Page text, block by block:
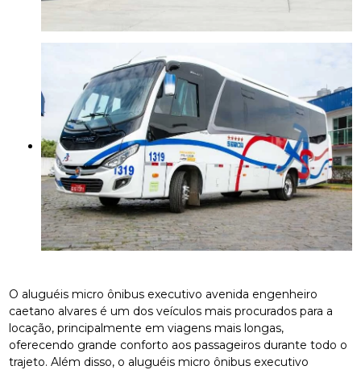
O aluguéis micro ônibus executivo avenida engenheiro
caetano alvares é um dos veículos mais procurados para a
locação, principalmente em viagens mais longas,
oferecendo grande conforto aos passageiros durante todo o
trajeto. Além disso, o aluguéis micro ônibus executivo